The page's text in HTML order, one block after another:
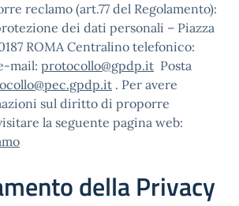
reclamo (art.77 del Regolamento):
dei dati personali – Piazza
ROMA Centralino telefonico:
mail: protocollo@gpdp.it Posta
. Per avere
sul diritto di proporre
la seguente pagina web:
della Privacy